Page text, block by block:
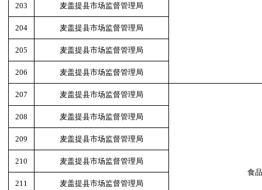
203 麦盖提县市场监督管理局
204 麦盖提县市场监督管理局
205 麦盖提县市场监督管理局
206 麦盖提县市场监督管理局
207 麦盖提县市场监督管理局
食
208 麦盖提县市场监督管理局
209 麦盖提县市场监督管理局
210 麦盖提县市场监督管理局
211 麦盖提县市场监督管理局